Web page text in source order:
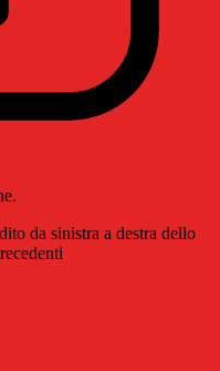
da sinistra a destra dello